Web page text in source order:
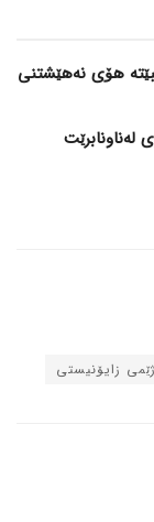
هۆی نەهێشتنی
زایۆنیستی